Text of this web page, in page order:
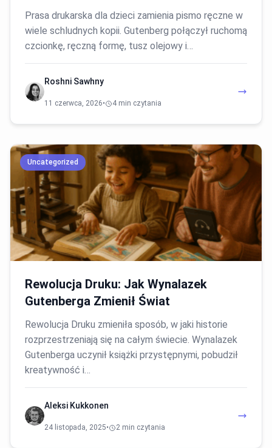
Prasa drukarska dla dzieci zamienia pismo ręczne w
wiele schludnych kopii. Gutenberg połączył ruchomą
czcionkę, ręczną formę, tusz olejowy i…
Roshni Sawhny
11 czerwca, 2026• 4 min czytania
Uncategorized
Rewolucja Druku: Jak Wynalazek
Gutenberga Zmienił Świat
Rewolucja Druku zmieniła sposób, w jaki historie
rozprzestrzeniają się na całym świecie. Wynalazek
Gutenberga uczynił książki przystępnymi, pobudził
kreatywność i…
Aleksi Kukkonen
24 listopada, 2025• 2 min czytania